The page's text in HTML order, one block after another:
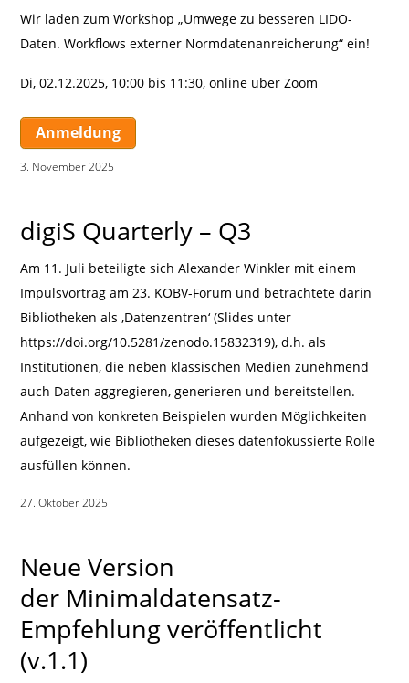
Wir laden zum Workshop „Umwege zu besseren LIDO-
Daten. Workflows externer Normdatenanreicherung“ ein!
Di, 02.12.2025, 10:00 bis 11:30, online über Zoom
Anmeldung
3. November 2025
digiS Quarterly – Q3
Am 11. Juli beteiligte sich Alexander Winkler mit einem
Impulsvortrag am 23. KOBV-Forum und betrachtete darin
Bibliotheken als ‚Datenzentren‘ (Slides unter
https://doi.org/10.5281/zenodo.15832319), d.h. als
Institutionen, die neben klassischen Medien zunehmend
auch Daten aggregieren, generieren und bereitstellen.
Anhand von konkreten Beispielen wurden Möglichkeiten
aufgezeigt, wie Bibliotheken dieses datenfokussierte Rolle
ausfüllen können.
27. Oktober 2025
Neue Version
der Minimaldatensatz-
Empfehlung veröffentlicht
(v.1.1)